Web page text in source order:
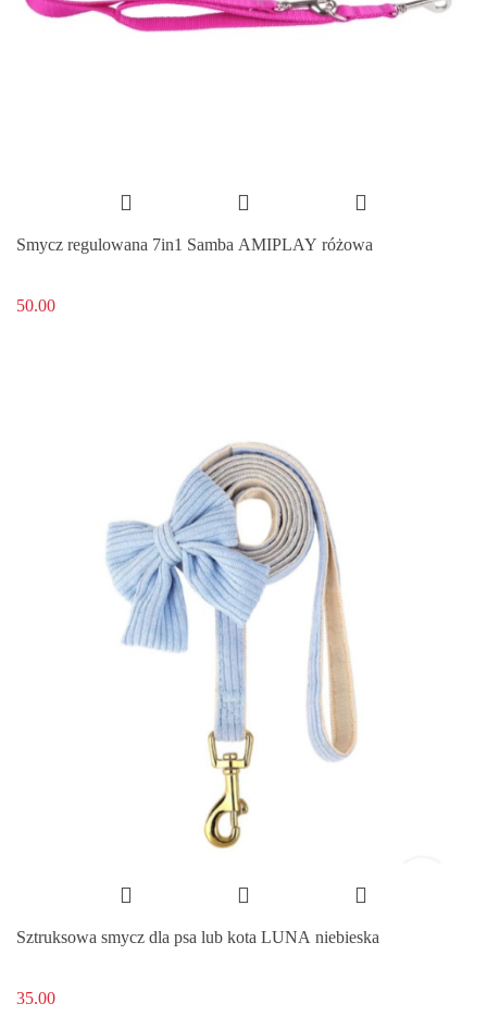
Smycz regulowana 7in1 Samba AMIPLAY różowa
50.00
Sztruksowa smycz dla psa lub kota LUNA niebieska
35.00